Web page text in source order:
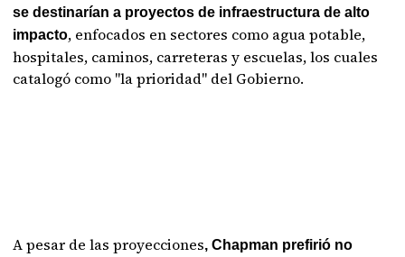
se destinarían a proyectos de infraestructura de alto
impacto, enfocados en sectores como agua potable,
hospitales, caminos, carreteras y escuelas, los cuales
catalogó como "la prioridad" del Gobierno.
A pesar de las proyecciones, Chapman prefirió no